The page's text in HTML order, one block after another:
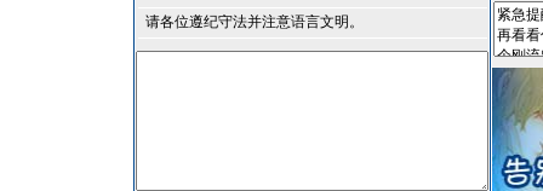
请各位遵纪守法并注意语言文明。